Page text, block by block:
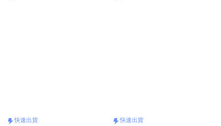
快速出貨 快速出貨